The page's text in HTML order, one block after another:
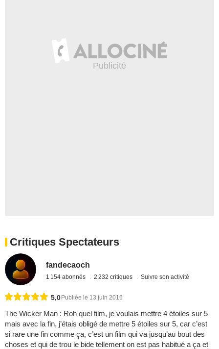
Critiques Spectateurs
fandecaoch
1 154 abonnés 2 232 critiques Suivre son activité
5,0Publiée le 13 juin 2016
The Wicker Man : Roh quel film, je voulais mettre 4 étoiles sur 5
mais avec la fin, j’étais obligé de mettre 5 étoiles sur 5, car c’est
si rare une fin comme ça, c’est un film qui va jusqu’au bout des
choses et qui de trou le bide tellement on est pas habitué a ça et